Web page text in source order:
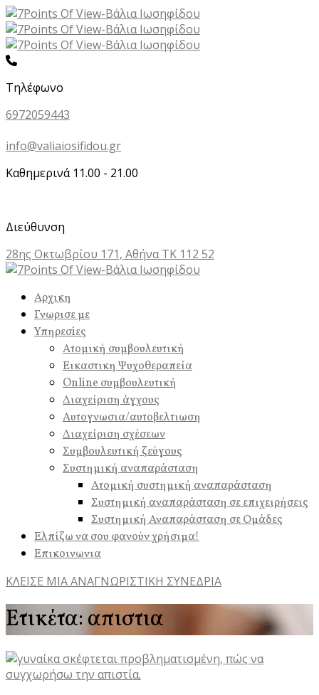
Τηλέφωνο
6972059443
info@valiaiosifidou.gr
Καθημερινά 11.00 - 21.00
Διεύθυνση
28ης Οκτωβρίου 171, Αθήνα ΤΚ 112 52
Αρχικη
Γνωρισε με
Υπηρεσiες
Ατομική συμβουλευτική
Εικαστικη Ψυχοθεραπεία
Online συμβουλευτική
Διαχείριση άγχους
Αυτογνωσια/αυτοβελτιωση
Διαχείριση σχέσεων
Συμβουλευτική ζεύγους
Συστημική αναπαράσταση
Ατομική συστημική αναπαράσταση
Συστημική αναπαράσταση σε επιχειρήσεις
Συστημική Αναπαράσταση σε Ομάδες
Ελπίζω να σου φανούν χρήσιμα!
Επικοινωνια
ΚΛΕΙΣΕ ΜΙΑ ΑΝΑΓΝΩΡΙΣΤΙΚΗ ΣΥΝΕΔΡΙΑ
Ετικέτα:απιστια